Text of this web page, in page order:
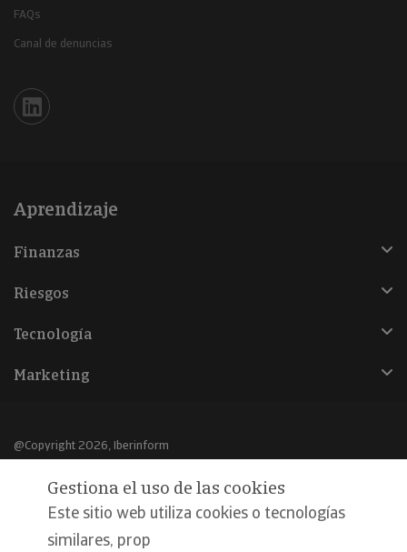
FAQs
Canal de denuncias
Iberinform en Linkedin
Aprendizaje
Finanzas
Riesgos
Tecnología
Marketing
@Copyright 2026, Iberinform
Aviso legal
Política de cookies
Gestiona el uso de las cookies
Este sitio web utiliza cookies o tecnologías
similares, prop